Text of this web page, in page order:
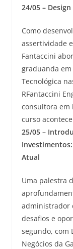
24/05 –
Como
assertividade
Fantaccini
graduanda
Tecnológica
RFantaccini
consultora em
curso
25/05 –
Atual
Uma palestra
administrador
desafios e
segundo, com
Negócios da